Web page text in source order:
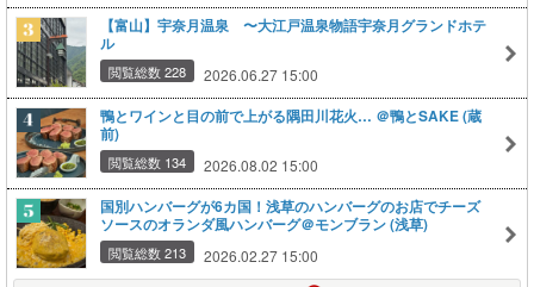
【富山】宇奈月温泉 〜大江戸温泉物語宇奈月グランドホテ
ル
閲覧総数 228 2026.06.27 15:00
鴨とワインと目の前で上がる隅田川花火… ＠鴨とSAKE (蔵
前)
閲覧総数 134 2026.08.02 15:00
国別ハンバーグが6カ国！浅草のハンバーグのお店でチーズ
ソースのオランダ風ハンバーグ＠モンブラン (浅草)
閲覧総数 213 2026.02.27 15:00